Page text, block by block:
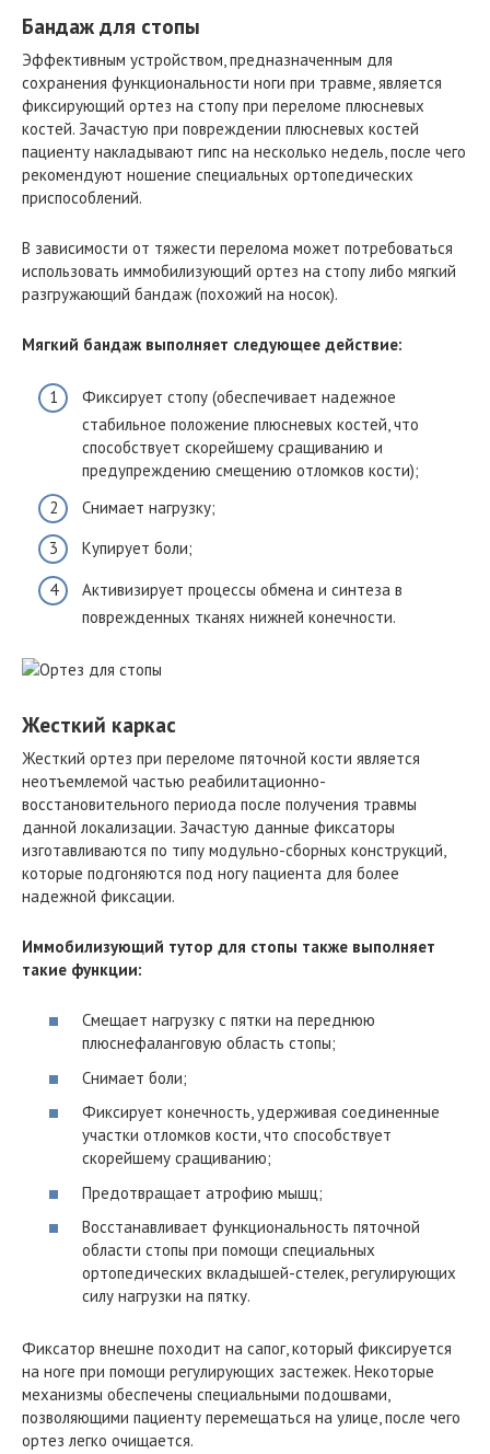
Бандаж для стопы
Эффективным устройством, предназначенным для
сохранения функциональности ноги при травме, является
фиксирующий ортез на стопу при переломе плюсневых
костей. Зачастую при повреждении плюсневых костей
пациенту накладывают гипс на несколько недель, после чего
рекомендуют ношение специальных ортопедических
приспособлений.
В зависимости от тяжести перелома может потребоваться
использовать иммобилизующий ортез на стопу либо мягкий
разгружающий бандаж (похожий на носок).
Мягкий бандаж выполняет следующее действие:
Фиксирует стопу (обеспечивает надежное
стабильное положение плюсневых костей, что
способствует скорейшему сращиванию и
предупреждению смещению отломков кости);
Снимает нагрузку;
Купирует боли;
Активизирует процессы обмена и синтеза в
поврежденных тканях нижней конечности.
Жесткий каркас
Жесткий ортез при переломе пяточной кости является
неотъемлемой частью реабилитационно-
восстановительного периода после получения травмы
данной локализации. Зачастую данные фиксаторы
изготавливаются по типу модульно-сборных конструкций,
которые подгоняются под ногу пациента для более
надежной фиксации.
Иммобилизующий тутор для стопы также выполняет
такие функции:
Смещает нагрузку с пятки на переднюю
плюснефаланговую область стопы;
Снимает боли;
Фиксирует конечность, удерживая соединенные
участки отломков кости, что способствует
скорейшему сращиванию;
Предотвращает атрофию мышц;
Восстанавливает функциональность пяточной
области стопы при помощи специальных
ортопедических вкладышей-стелек, регулирующих
силу нагрузки на пятку.
Фиксатор внешне походит на сапог, который фиксируется
на ноге при помощи регулирующих застежек. Некоторые
механизмы обеспечены специальными подошвами,
позволяющими пациенту перемещаться на улице, после чего
ортез легко очищается.